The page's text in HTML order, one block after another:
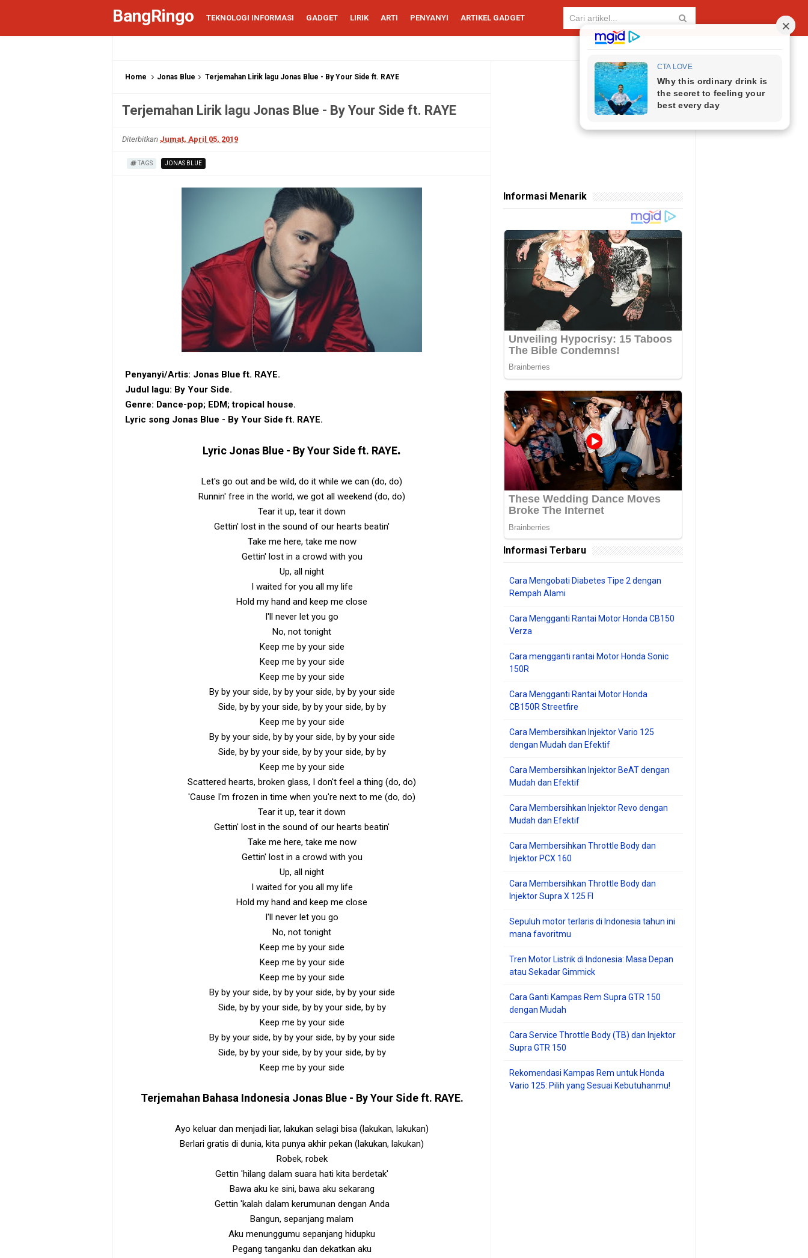
BangRingo TEKNOLOGI INFORMASI GADGET LIRIK ARTI PENYANYI ARTIKEL GADGET
Home Jonas Blue Terjemahan Lirik lagu Jonas Blue - By Your Side ft. RAYE
Terjemahan Lirik lagu Jonas Blue - By Your Side ft. RAYE
Diterbitkan Jumat, April 05, 2019
TAGS JONAS BLUE
Penyanyi/Artis: Jonas Blue ft. RAYE.
Judul lagu: By Your Side.
Genre: Dance-pop‎; ‎EDM‎; ‎tropical house.
Lyric song Jonas Blue - By Your Side ft. RAYE.
Lyric Jonas Blue - By Your Side ft. RAYE.
Let's go out and be wild, do it while we can (do, do)
Runnin' free in the world, we got all weekend (do, do)
Tear it up, tear it down
Gettin' lost in the sound of our hearts beatin'
Take me here, take me now
Gettin' lost in a crowd with you
Up, all night
I waited for you all my life
Hold my hand and keep me close
I'll never let you go
No, not tonight
Keep me by your side
Keep me by your side
Keep me by your side
By by your side, by by your side, by by your side
Side, by by your side, by by your side, by by
Keep me by your side
By by your side, by by your side, by by your side
Side, by by your side, by by your side, by by
Keep me by your side
Scattered hearts, broken glass, I don't feel a thing (do, do)
'Cause I'm frozen in time when you're next to me (do, do)
Tear it up, tear it down
Gettin' lost in the sound of our hearts beatin'
Take me here, take me now
Gettin' lost in a crowd with you
Up, all night
I waited for you all my life
Hold my hand and keep me close
I'll never let you go
No, not tonight
Keep me by your side
Keep me by your side
Keep me by your side
By by your side, by by your side, by by your side
Side, by by your side, by by your side, by by
Keep me by your side
By by your side, by by your side, by by your side
Side, by by your side, by by your side, by by
Keep me by your side
Terjemahan Bahasa Indonesia Jonas Blue - By Your Side ft. RAYE.
Ayo keluar dan menjadi liar, lakukan selagi bisa (lakukan, lakukan)
Berlari gratis di dunia, kita punya akhir pekan (lakukan, lakukan)
Robek, robek
Gettin 'hilang dalam suara hati kita berdetak'
Bawa aku ke sini, bawa aku sekarang
Gettin 'kalah dalam kerumunan dengan Anda
Bangun, sepanjang malam
Aku menunggumu sepanjang hidupku
Pegang tanganku dan dekatkan aku
Informasi Menarik
Informasi Terbaru
Cara Mengobati Diabetes Tipe 2 dengan
Rempah Alami
Cara Mengganti Rantai Motor Honda CB150
Verza
Cara mengganti rantai Motor Honda Sonic
150R
Cara Mengganti Rantai Motor Honda
CB150R Streetfire
Cara Membersihkan Injektor Vario 125
dengan Mudah dan Efektif
Cara Membersihkan Injektor BeAT dengan
Mudah dan Efektif
Cara Membersihkan Injektor Revo dengan
Mudah dan Efektif
Cara Membersihkan Throttle Body dan
Injektor PCX 160
Cara Membersihkan Throttle Body dan
Injektor Supra X 125 FI
Sepuluh motor terlaris di Indonesia tahun ini
mana favoritmu
Tren Motor Listrik di Indonesia: Masa Depan
atau Sekadar Gimmick
Cara Ganti Kampas Rem Supra GTR 150
dengan Mudah
Cara Service Throttle Body (TB) dan Injektor
Supra GTR 150
Rekomendasi Kampas Rem untuk Honda
Vario 125: Pilih yang Sesuai Kebutuhanmu!